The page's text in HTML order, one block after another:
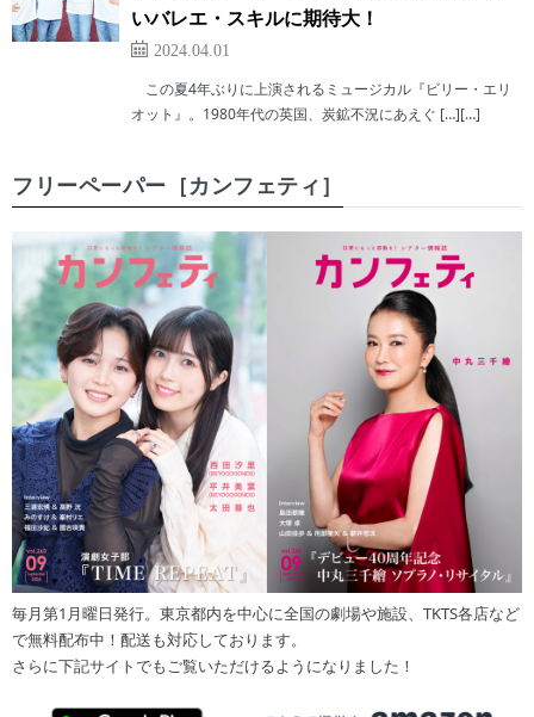
いバレエ・スキルに期待大！
2024.04.01
この夏4年ぶりに上演されるミュージカル『ビリー・エリ
オット』。1980年代の英国、炭鉱不況にあえぐ […][…]
フリーペーパー［カンフェティ］
毎月第1月曜日発行。東京都内を中心に全国の劇場や施設、TKTS各店など
で無料配布中！配送も対応しております。
さらに下記サイトでもご覧いただけるようになりました！